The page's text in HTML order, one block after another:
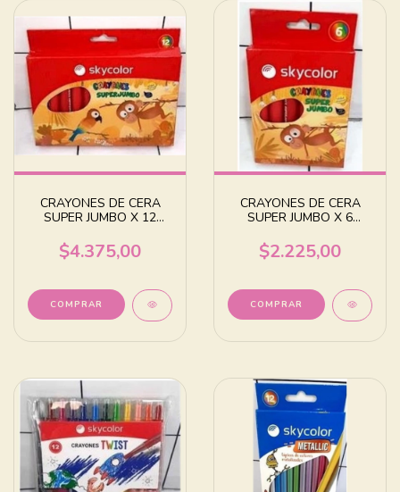
CRAYONES DE CERA
SUPER JUMBO X 12
$4.375,00
CRAYONES DE CERA
SUPER JUMBO X 6
$2.225,00